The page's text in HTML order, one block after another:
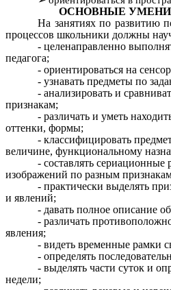
ОСНОВНЫЕ
На занятиях по развитию
процессов школьники должны
- целенаправленно
педагога;
- ориентироваться на
- узнавать предметы по
- анализировать и
признакам;
- различать и уметь
оттенки, формы;
- классифицировать
величине, функциональному
- составлять
изображений по разным
- практически выделять
и явлений;
- давать полное описание
- различать
явления;
- видеть временные рамки
- определять
- выделять части суток и
недели;